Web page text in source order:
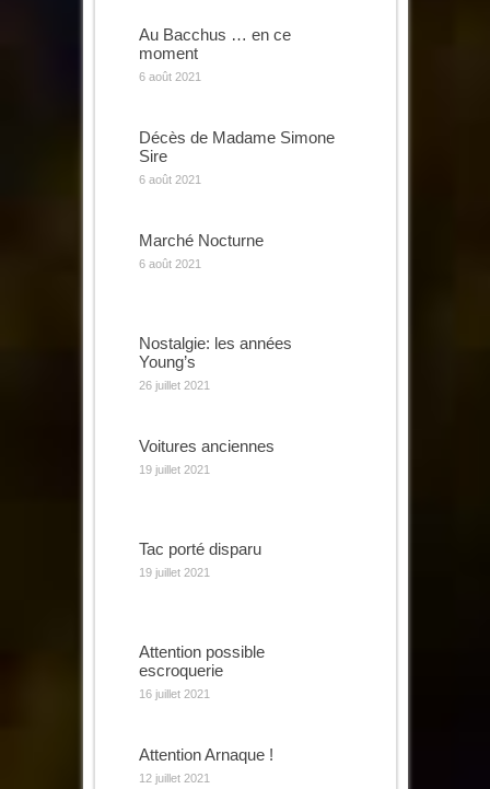
Au Bacchus … en ce
moment
6 août 2021
Décès de Madame Simone
Sire
6 août 2021
Marché Nocturne
6 août 2021
Nostalgie: les années
Young’s
26 juillet 2021
Voitures anciennes
19 juillet 2021
Tac porté disparu
19 juillet 2021
Attention possible
escroquerie
16 juillet 2021
Attention Arnaque !
12 juillet 2021